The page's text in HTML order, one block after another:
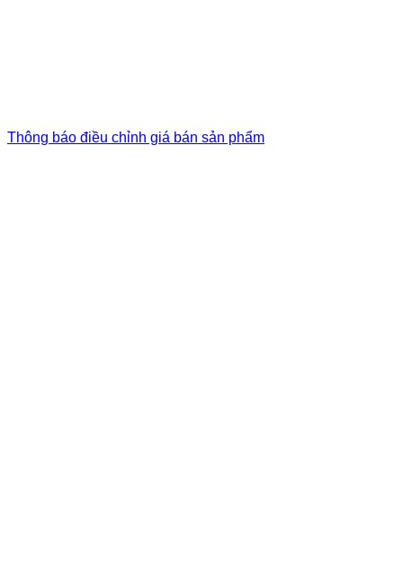
Thông báo điều chỉnh giá bán sản phẩm